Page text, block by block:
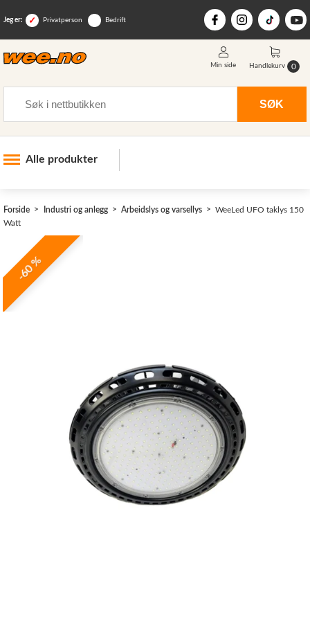
Jeg er: Privatperson Bedrift
SØK
Min side Handlekurv 0
Alle produkter
Skogsutstyr
Landbruksutstyr
Hjem, hage, fritid og sjø
Vinter og snøutstyr
Kundeservice
Forside Industri og anlegg Arbeidslys og varsellys
WeeLed UFO taklys 150
Watt
-60 %